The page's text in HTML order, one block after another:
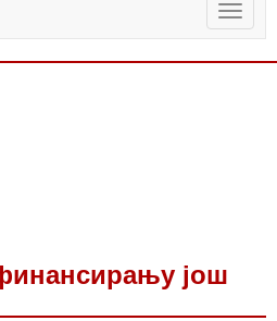
Toggle
још